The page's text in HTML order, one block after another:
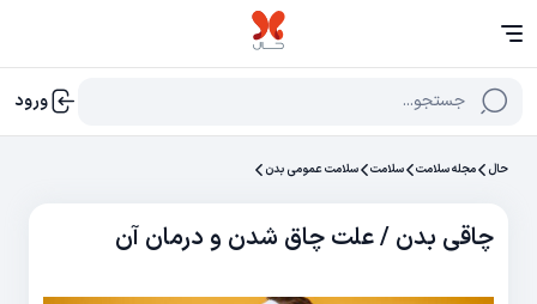
جستجو... ورود
حال مجله سلامت سلامت سلامت عمومی بدن
چاقی بدن / علت چاق شدن و درمان آن